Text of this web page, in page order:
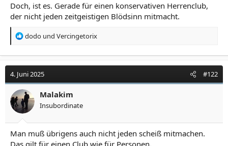
Doch, ist es. Gerade für einen konservativen Herrenclub,
der nicht jeden zeitgeistigen Blödsinn mitmacht.
R
a
t
i
o
n
e
dodo und Vercingetorix
4. Juni 2025 #122
Malakim
Insubordinate
Man muß übrigens auch nicht jeden scheiß mitmachen.
Das gilt für einen Club wie für Personen.